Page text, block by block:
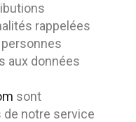
rappelées
aux données
sont
notre service